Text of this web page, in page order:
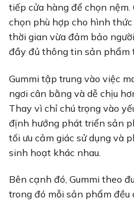
tiếp cửa hàng để chọn
chọn phù hợp cho hình
thời gian vừa đảm bảo
đầy đủ thông tin sản
Gummi tập trung vào việc
ngơi cân bằng và dễ chịu
Thay vì chỉ chú trọng vào
định hướng phát triển sản
tối ưu cảm giác sử dụng và
sinh hoạt khác nhau.
Bên cạnh đó, Gummi theo
trong đó mỗi sản phẩm đều